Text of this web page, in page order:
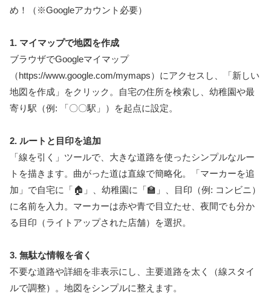
め！（※Googleアカウント必要）
1. マイマップで地図を作成
ブラウザでGoogleマイマップ
（https://www.google.com/mymaps）にアクセスし、「新しい
地図を作成」をクリック。自宅の住所を検索し、幼稚園や最
寄り駅（例: 「〇〇駅」）を起点に設定。
2. ルートと目印を追加
「線を引く」ツールで、大きな道路を使ったシンプルなルー
トを描きます。曲がった道は直線で簡略化。「マーカーを追
加」で自宅に「🏠」、幼稚園に「🏫」、目印（例: コンビニ）
に名前を入力。マーカーは赤や青で目立たせ、夜間でも分か
る目印（ライトアップされた店舗）を選択。
3. 無駄な情報を省く
不要な道路や詳細を非表示にし、主要道路を太く（線スタイ
ルで調整）。地図をシンプルに整えます。